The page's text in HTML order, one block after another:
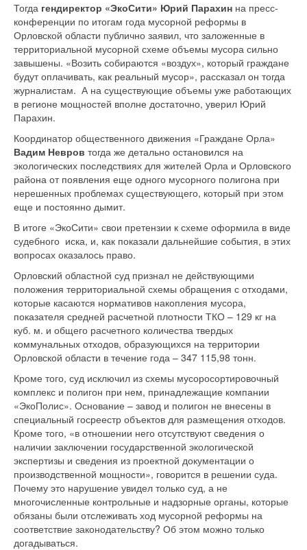
Тогда гендиректор «ЭкоСити» Юрий Парахин на пресс-
конференции по итогам года мусорной реформы в
Орловской области публично заявил, что заложенные в
территориальной мусорной схеме объемы мусора сильно
завышены. «Возить собираются «воздух», который граждане
будут оплачивать, как реальный мусор», рассказал он тогда
журналистам. А на существующие объемы уже работающих
в регионе мощностей вполне достаточно, уверил Юрий
Парахин.
Координатор общественного движения «Граждане Орла»
Вадим Невров тогда же детально остановился на
экологических последствиях для жителей Орла и Орловского
района от появления еще одного мусорного полигона при
нерешенных проблемах существующего, который при этом
еще и постоянно дымит.
В итоге «ЭкоСити» свои претензии к схеме оформила в виде
судебного иска, и, как показали дальнейшие события, в этих
вопросах оказалось право.
Орловский областной суд признал не действующими
положения территориальной схемы обращения с отходами,
которые касаются нормативов накопления мусора,
показателя средней расчетной плотности ТКО – 129 кг на
куб. м. и общего расчетного количества твердых
коммунальных отходов, образующихся на территории
Орловской области в течение года – 347 115,98 тонн.
Кроме того, суд исключил из схемы мусоросортировочный
комплекс и полигон при нем, принадлежащие компании
«ЭкоПолис». Основание – завод и полигон не внесены в
специальный госреестр объектов для размещения отходов.
Кроме того, «в отношении него отсутствуют сведения о
наличии заключении государственной экологической
экспертизы и сведения из проектной документации о
производственной мощности», говорится в решении суда.
Почему это нарушение увидел только суд, а не
многочисленные контрольные и надзорные органы, которые
обязаны были отслеживать ход мусорной реформы на
соответствие законодательству? Об этом можно только
догадываться.